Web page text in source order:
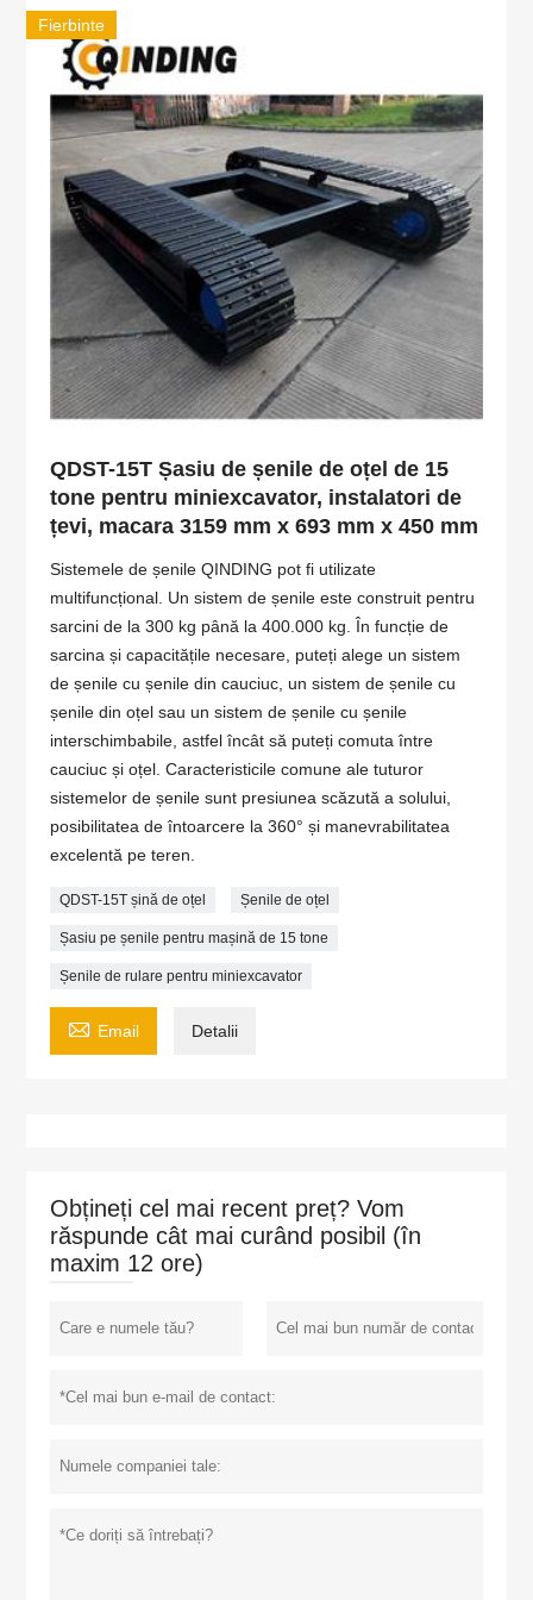
Fierbinte
QDST-15T Șasiu de șenile de oțel de 15
tone pentru miniexcavator, instalatori de
țevi, macara 3159 mm x 693 mm x 450 mm
Sistemele de șenile QINDING pot fi utilizate
multifuncțional. Un sistem de șenile este construit pentru
sarcini de la 300 kg până la 400.000 kg. În funcție de
sarcina și capacitățile necesare, puteți alege un sistem
de șenile cu șenile din cauciuc, un sistem de șenile cu
șenile din oțel sau un sistem de șenile cu șenile
interschimbabile, astfel încât să puteți comuta între
cauciuc și oțel. Caracteristicile comune ale tuturor
sistemelor de șenile sunt presiunea scăzută a solului,
posibilitatea de întoarcere la 360° și manevrabilitatea
excelentă pe teren.
QDST-15T șină de oțel Șenile de oțel
Șasiu pe șenile pentru mașină de 15 tone
Șenile de rulare pentru miniexcavator
 Email Detalii
Obțineți cel mai recent preț? Vom
răspunde cât mai curând posibil (în
maxim 12 ore)